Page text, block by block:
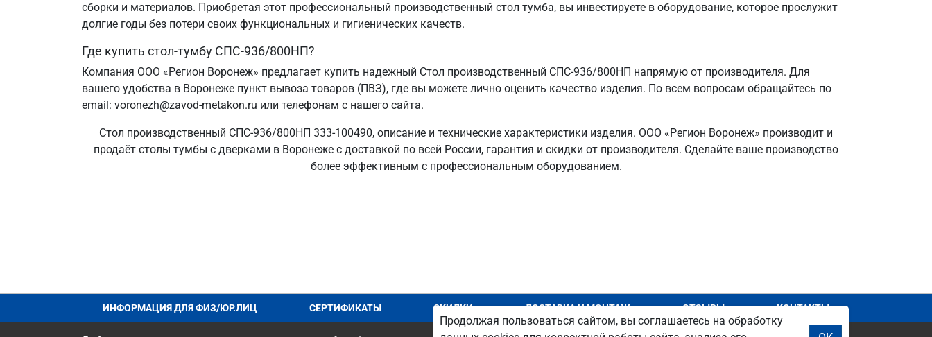
сборки и материалов. Приобретая этот профессиональный производственный стол тумба, вы инвестируете в оборудование, которое прослужит
долгие годы без потери своих функциональных и гигиенических качеств.
Где купить стол-тумбу СПС-936/800НП?
Компания ООО «Регион Воронеж» предлагает купить надежный Стол производственный СПС-936/800НП напрямую от производителя. Для
вашего удобства в Воронеже пункт вывоза товаров (ПВЗ), где вы можете лично оценить качество изделия. По всем вопросам обращайтесь по
email: voronezh@zavod-metakon.ru или телефонам с нашего сайта.
Стол производственный СПС-936/800НП 333-100490, описание и технические характеристики изделия. ООО «Регион Воронеж» производит и
продаёт столы тумбы с дверками в Воронеже с доставкой по всей России, гарантия и скидки от производителя. Сделайте ваше производство
более эффективным с профессиональным оборудованием.
ИНФОРМАЦИЯ ДЛЯ ФИЗ/ЮР.ЛИЦ СЕРТИФИКАТЫ СКИДКИ ДОСТАВКА И МОНТАЖ ОТЗЫВЫ КОНТАКТЫ
Продолжая пользоваться сайтом, вы соглашаетесь на обработку